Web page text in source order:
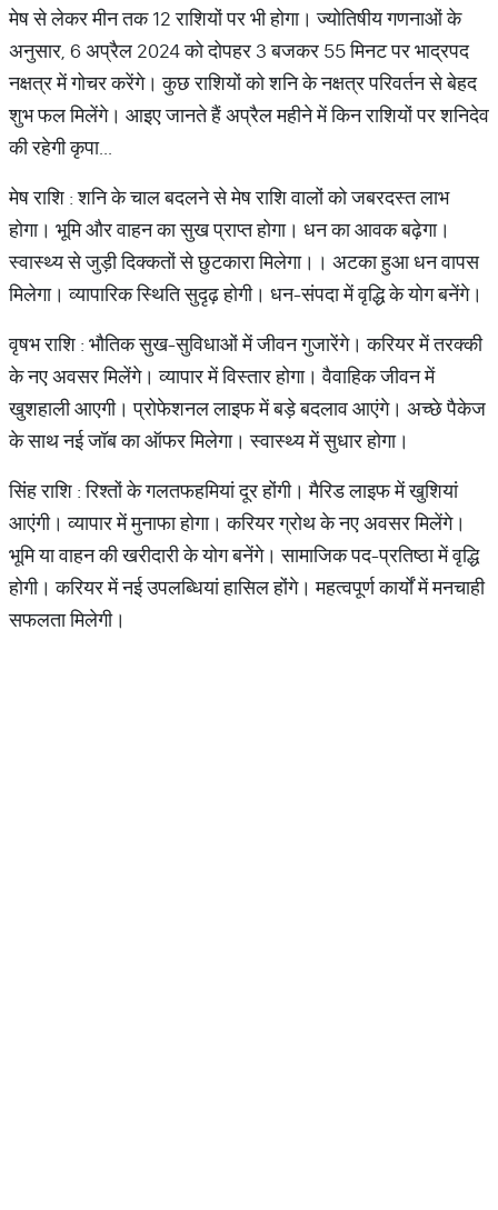
मेष से लेकर मीन तक 12 राशियों पर भी होगा। ज्योतिषीय गणनाओं के
अनुसार, 6 अप्रैल 2024 को दोपहर 3 बजकर 55 मिनट पर भाद्रपद
नक्षत्र में गोचर करेंगे। कुछ राशियों को शनि के नक्षत्र परिवर्तन से बेहद
शुभ फल मिलेंगे। आइए जानते हैं अप्रैल महीने में किन राशियों पर शनिदेव
की रहेगी कृपा...
मेष राशि : शनि के चाल बदलने से मेष राशि वालों को जबरदस्त लाभ
होगा। भूमि और वाहन का सुख प्राप्त होगा। धन का आवक बढ़ेगा।
स्वास्थ्य से जुड़ी दिक्कतों से छुटकारा मिलेगा।। अटका हुआ धन वापस
मिलेगा। व्यापारिक स्थिति सुदृढ़ होगी। धन-संपदा में वृद्धि के योग बनेंगे।
वृषभ राशि : भौतिक सुख-सुविधाओं में जीवन गुजारेंगे। करियर में तरक्की
के नए अवसर मिलेंगे। व्यापार में विस्तार होगा। वैवाहिक जीवन में
खुशहाली आएगी। प्रोफेशनल लाइफ में बड़े बदलाव आएंगे। अच्छे पैकेज
के साथ नई जॉब का ऑफर मिलेगा। स्वास्थ्य में सुधार होगा।
सिंह राशि : रिश्तों के गलतफहमियां दूर होंगी। मैरिड लाइफ में खुशियां
आएंगी। व्यापार में मुनाफा होगा। करियर ग्रोथ के नए अवसर मिलेंगे।
भूमि या वाहन की खरीदारी के योग बनेंगे। सामाजिक पद-प्रतिष्ठा में वृद्धि
होगी। करियर में नई उपलब्धियां हासिल होंगे। महत्वपूर्ण कार्यों में मनचाही
सफलता मिलेगी।